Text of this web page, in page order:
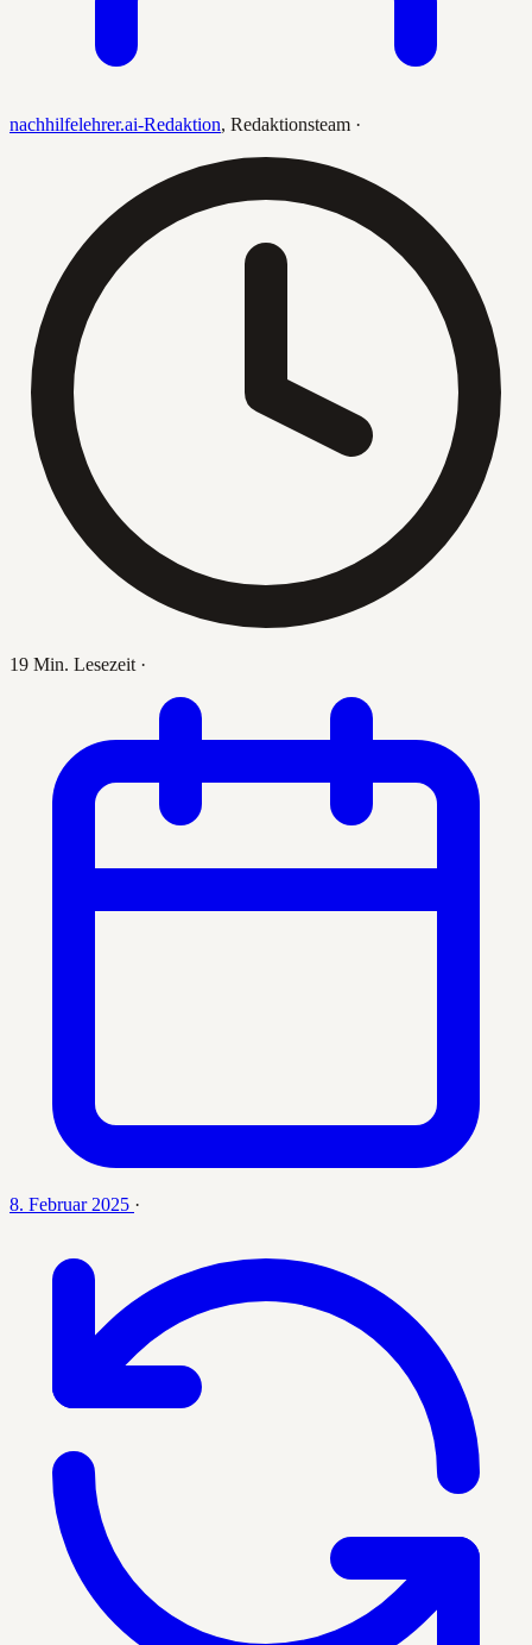
nachhilfelehrer.ai-Redaktion, Redaktionsteam ·
19 Min. Lesezeit ·
8. Februar 2025 ·